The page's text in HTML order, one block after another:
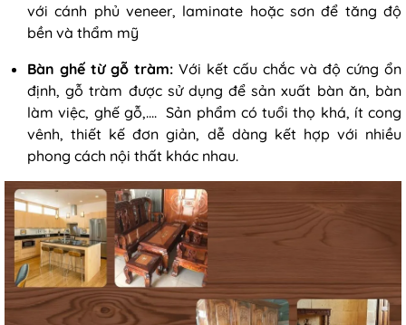
với cánh phủ veneer, laminate hoặc sơn để tăng độ
bền và thẩm mỹ
Bàn ghế từ gỗ tràm:Với kết cấu chắc và độ cứng ổn
định, gỗ tràm được sử dụng để sản xuất bàn ăn, bàn
làm việc, ghế gỗ,.... Sản phẩm có tuổi thọ khá, ít cong
vênh, thiết kế đơn giản, dễ dàng kết hợp với nhiều
phong cách nội thất khác nhau.